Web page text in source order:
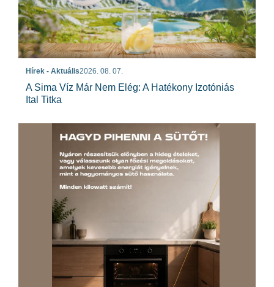
Hírek - Aktuális2026. 08. 07.
A Sima Víz Már Nem Elég: A Hatékony Izotóniás
Ital Titka